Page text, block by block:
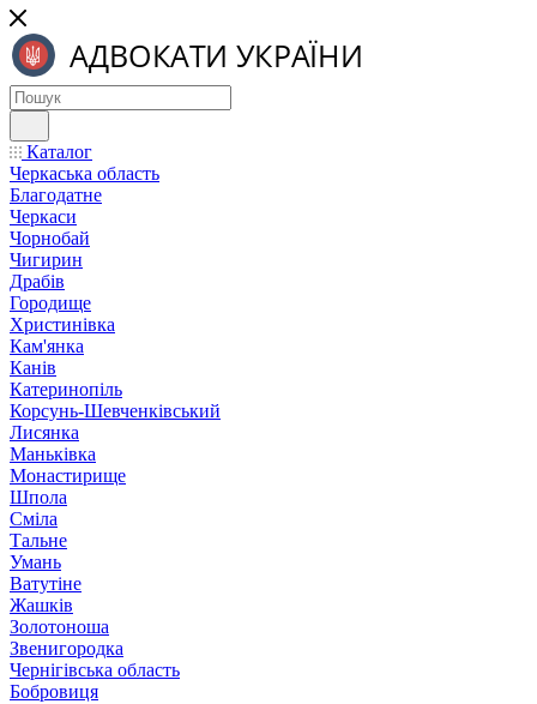
Каталог
Черкаська область
Благодатне
Черкаси
Чорнобай
Чигирин
Драбів
Городище
Христинівка
Кам'янка
Канів
Катеринопіль
Корсунь-Шевченківський
Лисянка
Маньківка
Монастирище
Шпола
Сміла
Тальне
Умань
Ватутіне
Жашків
Золотоноша
Звенигородка
Чернігівська область
Бобровиця